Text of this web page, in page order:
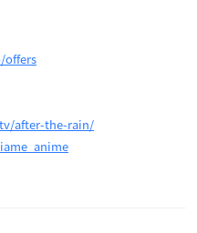
offers
after-the-rain/